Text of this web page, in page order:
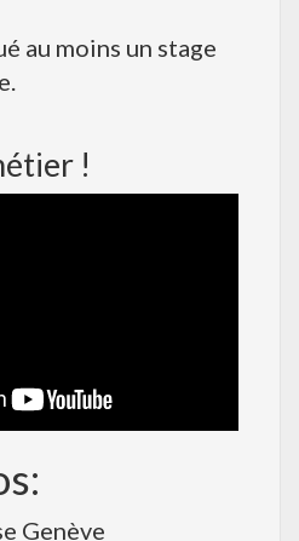
au moins un stage
!
Genève